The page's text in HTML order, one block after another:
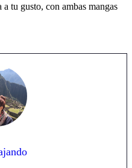
tu gusto, con ambas mangas